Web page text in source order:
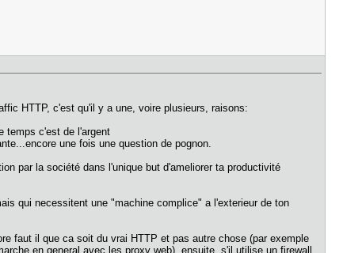
HTTP, c'est qu'il y a une, voire plusieurs, raisons:
temps c'est de l'argent
une fois une question de pognon.
par la société dans l'unique but d'ameliorer ta productivité
qui necessitent une "machine complice" a l'exterieur de ton
faut il que ca soit du vrai HTTP et pas autre chose (par exemple
en general avec les proxy web), ensuite, s'il utilise un firewall